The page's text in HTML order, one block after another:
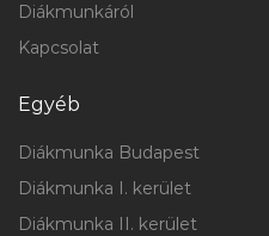
Diákmunkáról
Kapcsolat
Egyéb
Diákmunka Budapest
Diákmunka I. kerület
Diákmunka II. kerület